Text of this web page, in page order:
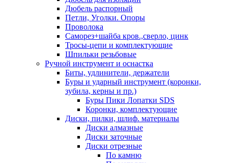
Дюбель распорный
Петли, Уголки. Опоры
Проволока
Саморез+шайба кров.,сверло, цинк
Тросы-цепи и комплектующие
Шпильки резьбовые
Ручной инструмент и оснастка
Биты, удлинители, держатели
Буры и ударный инструмент (коронки,
зубила, керны и пр.)
Буры Пики Лопатки SDS
Коронки, комплектующие
Диски, пилки, шлиф. материалы
Диски алмазные
Диски заточные
Диски отрезные
По камню